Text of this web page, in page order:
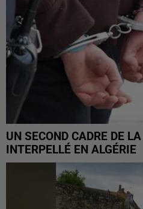
UN SECOND CADRE DE
INTERPELLÉ EN ALGÉRIE